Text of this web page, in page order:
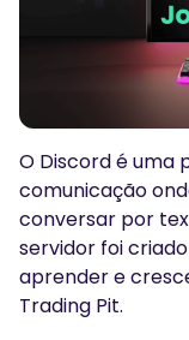
Glossário
CALENDÁRIO
Horário de
Conecte-se
O Discord é uma
comunicação
conversar por
servidor foi
aprender e
Trading Pit.